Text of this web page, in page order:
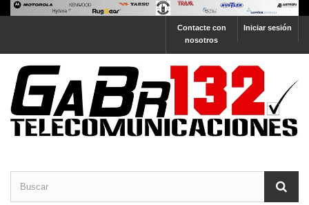
Iniciar sesión
Contacte con
nosotros